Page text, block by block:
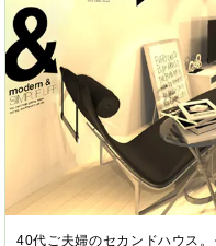
40代ご夫婦のセカンドハウス